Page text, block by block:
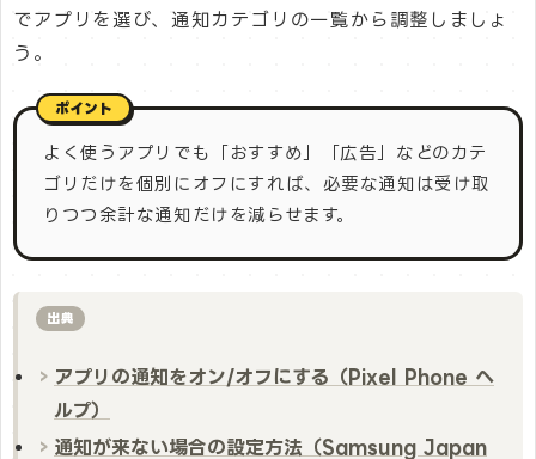
でアプリを選び、通知カテゴリの一覧から調整しましょ
う。
よく使うアプリでも「おすすめ」「広告」などのカテ
ゴリだけを個別にオフにすれば、必要な通知は受け取
りつつ余計な通知だけを減らせます。
出典
アプリの通知をオン/オフにする（Pixel Phone ヘ
ルプ）
通知が来ない場合の設定方法（Samsung Japan